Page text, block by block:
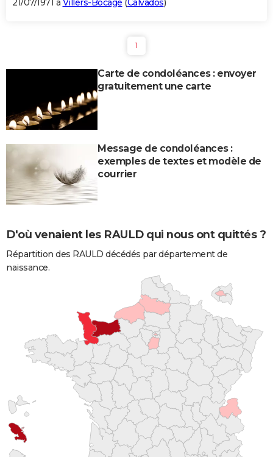
1
Carte de condoléances : envoyer
gratuitement une carte
Message de condoléances :
exemples de textes et modèle de
courrier
D'où venaient les RAULD qui nous ont quittés ?
Répartition des RAULD décédés par département de
naissance.